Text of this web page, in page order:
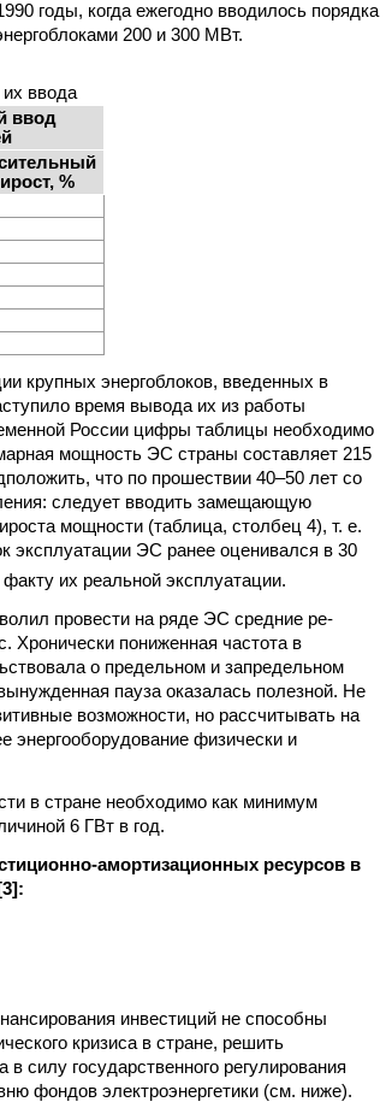
годы, когда ежегодно вводилось порядка
200 и 300 МВт.
ввода
ввод
%
крупных энергоблоков, введенных в
время вывода их из работы
России цифры таблицы необходимо
мощность ЭС страны составляет 215
что по прошествии 40–50 лет со
следует вводить замещающую
мощности (таблица, столбец 4), т. е.
эксплуатации ЭС ранее оценивался в 30
их реальной эксплуатации.
провести на ряде ЭС средние ре-
Хронически пониженная частота в
о предельном и запредельном
пауза оказалась полезной. Не
возможности, но рассчитывать на
энергооборудование физически и
в стране необходимо как минимум
6 ГВт в год.
амортизационных ресурсов в
инвестиций не способны
кризиса в стране, решить
силу государственного регулирования
фондов электроэнергетики (см. ниже).